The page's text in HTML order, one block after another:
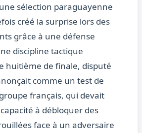
sélection paraguayenne
créé la surprise lors des
grâce à une défense
discipline tactique
huitième de finale, disputé
comme un test de
français, qui devait
à débloquer des
face à un adversaire